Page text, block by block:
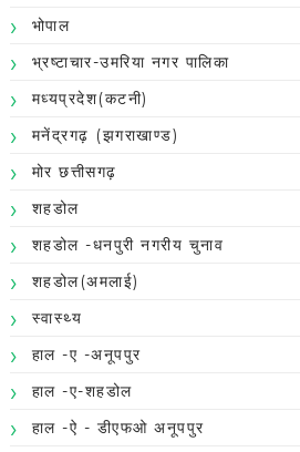
भोपाल
भ्रष्टाचार-उमरिया नगर पालिका
मध्यप्रदेश(कटनी)
मनेंद्रगढ़ (झगराखाण्ड)
मोर छत्तीसगढ़
शहडोल
शहडोल -धनपुरी नगरीय चुनाव
शहडोल(अमलाई)
स्वास्थ्य
हाल -ए -अनूपपुर
हाल -ए-शहडोल
हाल -ऐ - डीएफओ अनूपपुर